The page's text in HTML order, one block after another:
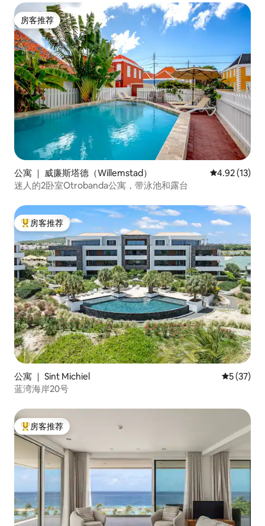
房客推荐
房客推荐
公寓 ｜ 威廉斯塔德（Willemstad） 平均评分
4.92 (13)
迷人的2卧室Otrobanda公寓，带泳池和露台
热门「房客推荐」
房客推荐
公寓 ｜ Sint Michiel 平均评分
5 (37)
蓝湾海岸20号
热门「房客推荐」
房客推荐